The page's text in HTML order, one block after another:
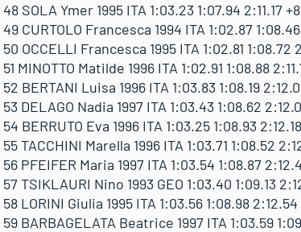
48 SOLA Ymer 1995 ITA 1:03.23 1:07.94 2:11.17
49 CURTOLO Francesca 1994 ITA 1:02.87
50 OCCELLI Francesca 1995 ITA 1:02.81 1:08.72
51 MINOTTO Matilde 1996 ITA 1:02.91 1:08.88
52 BERTANI Luisa 1996 ITA 1:03.83 1:08.19
53 DELAGO Nadia 1997 ITA 1:03.43 1:08.62
54 BERRUTO Eva 1996 ITA 1:03.25 1:08.93
55 TACCHINI Marella 1996 ITA 1:03.71 1:08.52
56 PFEIFER Maria 1997 ITA 1:03.54 1:08.87
57 TSIKLAURI Nino 1993 GEO 1:03.40 1:09.13
58 LORINI Giulia 1995 ITA 1:03.56 1:08.98 2:12.54
59 BARBAGELATA Beatrice 1997 ITA 1:03.59